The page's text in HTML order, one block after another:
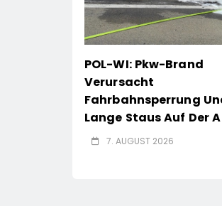
POL-WI: Pkw-Brand
Verursacht
Fahrbahnsperrung
Lange Staus Auf Der A
7. AUGUST 2026